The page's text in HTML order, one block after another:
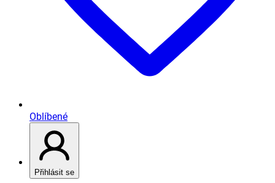
Oblíbené
Přihlásit se